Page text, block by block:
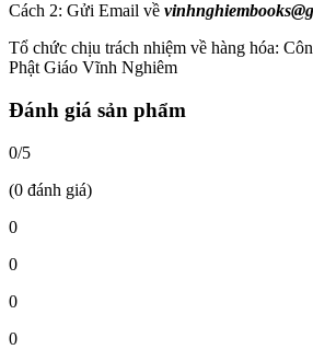
Cách 2: Gửi Email về
Tổ chức chịu trách nhiệm về hàng hóa:
Phật Giáo Vĩnh Nghiêm
Đánh giá sản phẩm
0/5
(0 đánh giá)
0
0
0
0